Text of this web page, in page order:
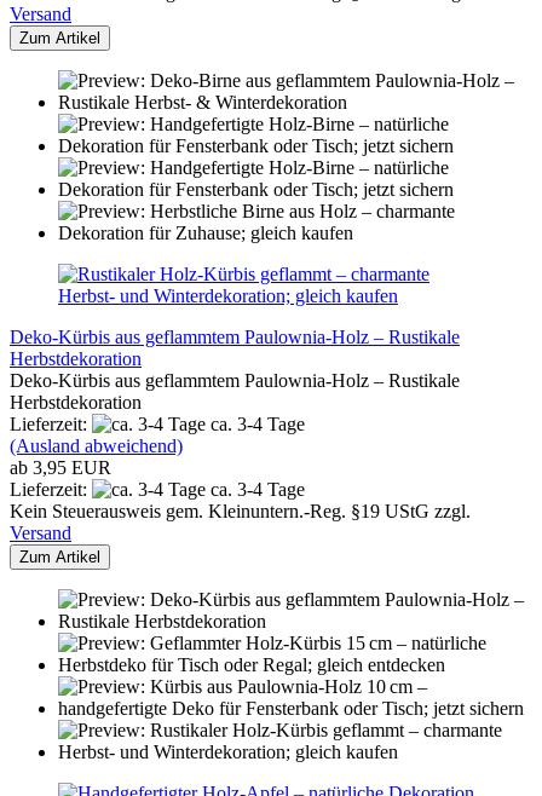
Versand
Zum Artikel
Deko-Kürbis aus geflammtem Paulownia-Holz – Rustikale
Herbstdekoration
Deko-Kürbis aus geflammtem Paulownia-Holz – Rustikale
Herbstdekoration
Lieferzeit:
ca. 3-4 Tage
(Ausland abweichend)
ab 3,95 EUR
Lieferzeit:
ca. 3-4 Tage
Kein Steuerausweis gem. Kleinuntern.-Reg. §19 UStG zzgl.
Versand
Zum Artikel